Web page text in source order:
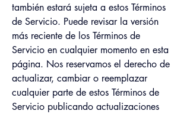
también estará sujeta a estos Términos
de Servicio. Puede revisar la versión
más reciente de los Términos de
Servicio en cualquier momento en esta
página. Nos reservamos el derecho de
actualizar, cambiar o reemplazar
cualquier parte de estos Términos de
Servicio publicando actualizaciones